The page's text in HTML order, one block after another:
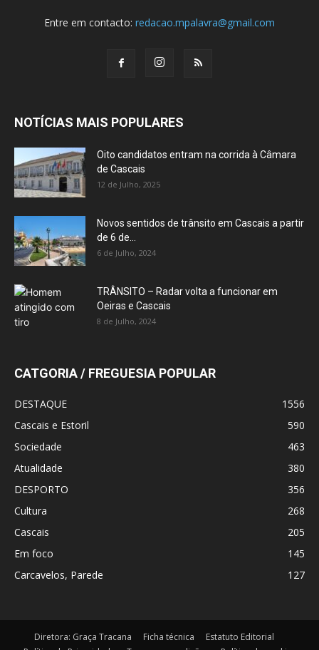
Entre em contacto: redacao.mpalavra@gmail.com
NOTÍCIAS MAIS POPULARES
Oito candidatos entram na corrida à Câmara
de Cascais
12 de Julho, 2025
Novos sentidos de trânsito em Cascais a partir
de 6 de...
6 de Julho, 2024
TRÂNSITO – Radar volta a funcionar em
Oeiras e Cascais
8 de Julho, 2024
CATGORIA / FREGUESIA POPULAR
DESTAQUE
1556
Cascais e Estoril
590
Sociedade
463
Atualidade
380
DESPORTO
356
Cultura
268
Cascais
205
Em foco
145
Carcavelos, Parede
127
Diretora: Graça Tracana Ficha técnica
Estatuto Editorial